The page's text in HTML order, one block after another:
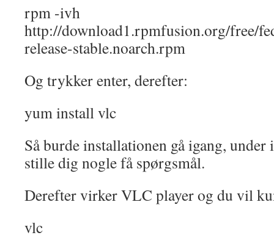
rpm -ivh
http://download1.rpmfusion.org/free/
release-stable.noarch.rpm
Og trykker enter, derefter:
yum install vlc
Så burde installationen gå igang,
stille dig nogle få spørgsmål.
Derefter virker VLC player og du vil
vlc